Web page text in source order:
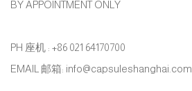
BY APPOINTMENT ONLY
PH 座机 : +86 021 64170700
EMAIL 邮箱: info@capsuleshanghai.com